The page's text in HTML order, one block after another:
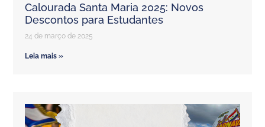
Calourada Santa Maria 2025: Novos
Descontos para Estudantes
24 de março de 2025
Leia mais »